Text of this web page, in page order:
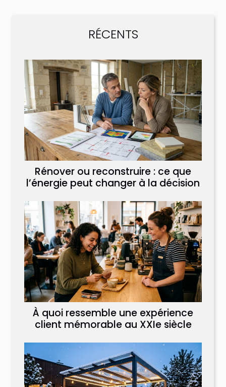
RÉCENTS
Rénover ou reconstruire : ce que
l’énergie peut changer à la décision
À quoi ressemble une expérience
client mémorable au XXIe siècle